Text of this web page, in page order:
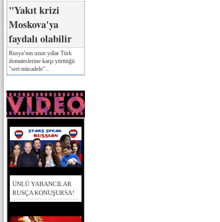
"Yakıt krizi
Moskova'ya
faydalı olabilir
Rusya’nın uzun yıllar Türk
domateslerine karşı yürttüğü
"sert mücadele"...
ÜNLÜ YABANCILAR
RUSÇA KONUŞURSA!